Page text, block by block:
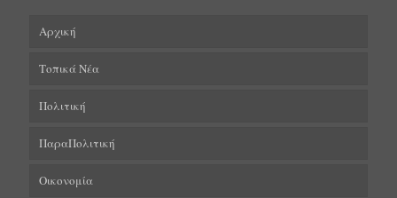
Αρχική
Τοπικά Νέα
Πολιτική
ΠαραΠολιτική
Οικονομία